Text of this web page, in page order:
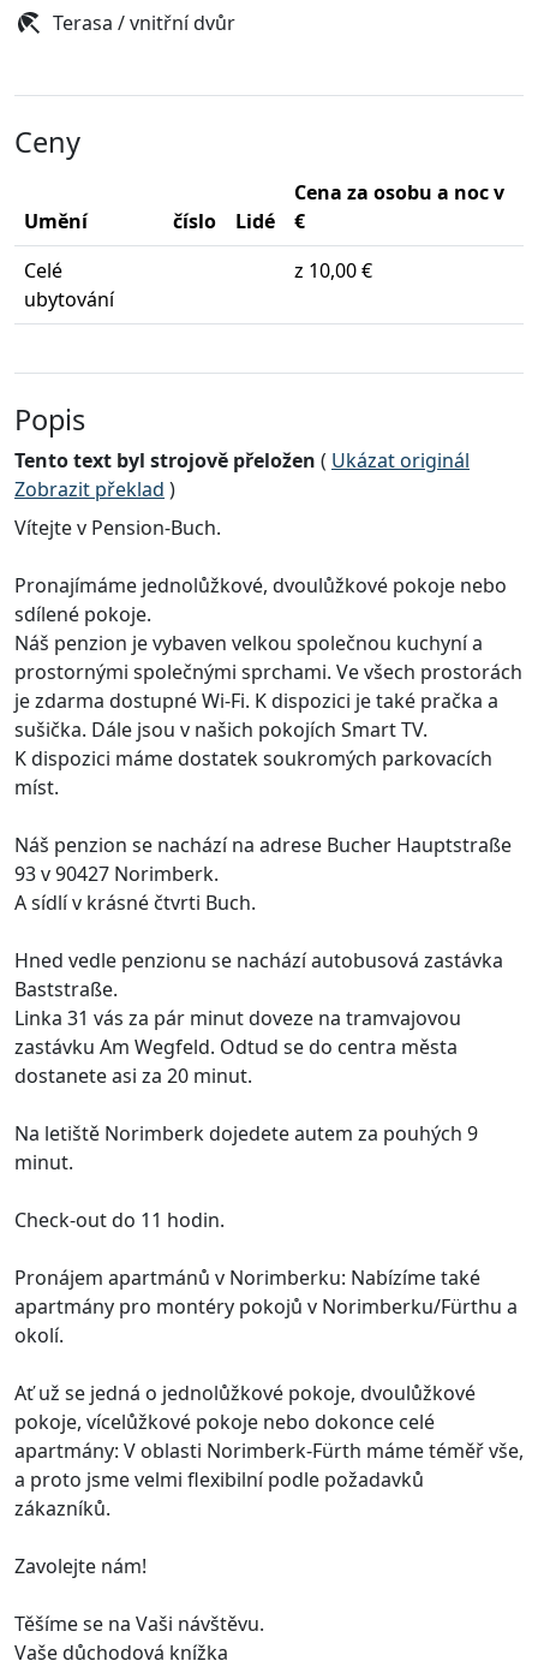
Terasa / vnitřní dvůr
Ceny
Umění číslo Lidé
Cena za osobu a noc v
€
Celé
ubytování
z 10,00 €
Popis
Tento text byl strojově přeložen ( Ukázat originál
Zobrazit překlad )
Vítejte v Pension-Buch.
Pronajímáme jednolůžkové, dvoulůžkové pokoje nebo
sdílené pokoje.
Náš penzion je vybaven velkou společnou kuchyní a
prostornými společnými sprchami. Ve všech prostorách
je zdarma dostupné Wi-Fi. K dispozici je také pračka a
sušička. Dále jsou v našich pokojích Smart TV.
K dispozici máme dostatek soukromých parkovacích
míst.
Náš penzion se nachází na adrese Bucher Hauptstraße
93 v 90427 Norimberk.
A sídlí v krásné čtvrti Buch.
Hned vedle penzionu se nachází autobusová zastávka
Baststraße.
Linka 31 vás za pár minut doveze na tramvajovou
zastávku Am Wegfeld. Odtud se do centra města
dostanete asi za 20 minut.
Na letiště Norimberk dojedete autem za pouhých 9
minut.
Check-out do 11 hodin.
Pronájem apartmánů v Norimberku: Nabízíme také
apartmány pro montéry pokojů v Norimberku/Fürthu a
okolí.
Ať už se jedná o jednolůžkové pokoje, dvoulůžkové
pokoje, vícelůžkové pokoje nebo dokonce celé
apartmány: V oblasti Norimberk-Fürth máme téměř vše,
a proto jsme velmi flexibilní podle požadavků
zákazníků.
Zavolejte nám!
Těšíme se na Vaši návštěvu.
Vaše důchodová knížka